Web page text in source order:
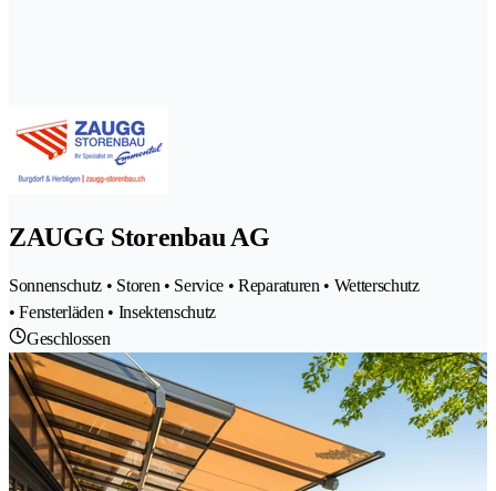
ZAUGG Storenbau AG
Sonnenschutz • Storen • Service • Reparaturen • Wetterschutz
• Fensterläden • Insektenschutz
Geschlossen